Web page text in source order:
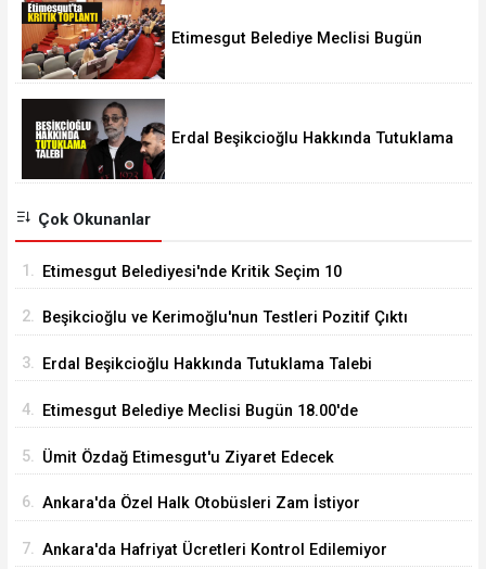
Etimesgut Belediye Meclisi Bugün
Erdal Beşikcioğlu Hakkında Tutuklama
Çok Okunanlar
1. Etimesgut Belediyesi'nde Kritik Seçim 10
2. Beşikcioğlu ve Kerimoğlu'nun Testleri Pozitif Çıktı
3. Erdal Beşikcioğlu Hakkında Tutuklama Talebi
4. Etimesgut Belediye Meclisi Bugün 18.00'de
5. Ümit Özdağ Etimesgut'u Ziyaret Edecek
6. Ankara'da Özel Halk Otobüsleri Zam İstiyor
7. Ankara'da Hafriyat Ücretleri Kontrol Edilemiyor